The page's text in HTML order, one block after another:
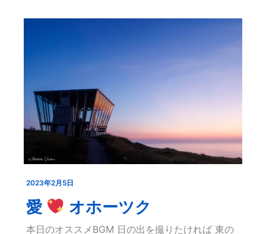
2023年2月5日
愛 オホーツク
本日のオススメBGM 日の出を撮りたければ 東の
愛